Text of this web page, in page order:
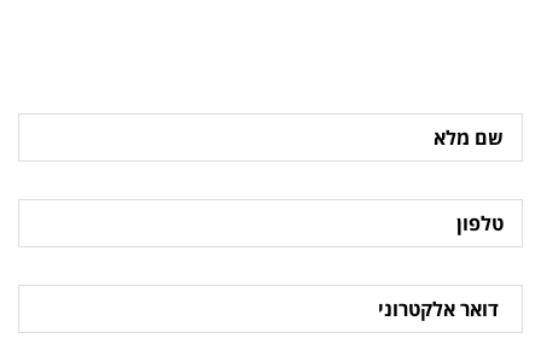
מלא
טלפון
אלקטרוני